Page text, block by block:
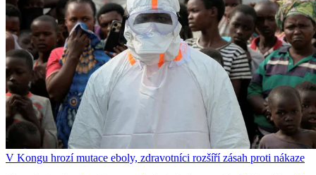
V Kongu hrozí mutace eboly, zdravotníci rozšíří zásah proti nákaze